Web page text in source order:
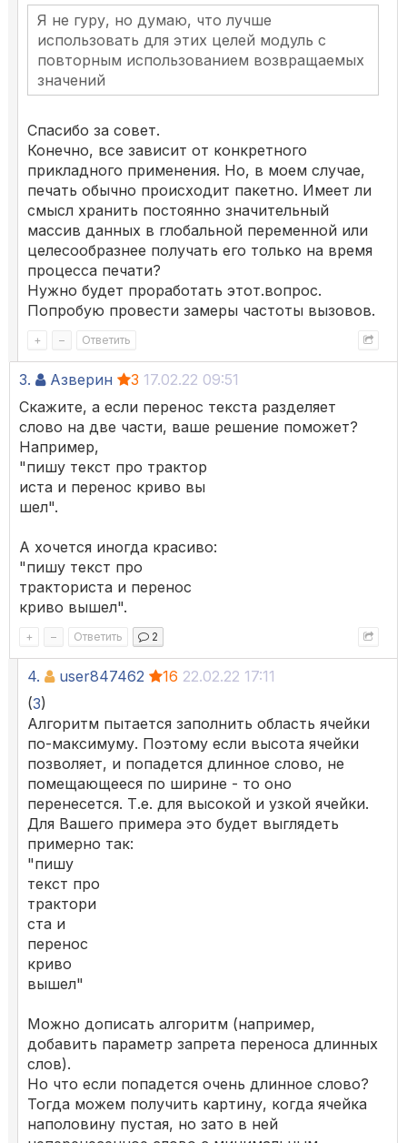
Я не гуру, но думаю, что лучше
использовать для этих целей модуль с
повторным использованием возвращаемых
значений
Спасибо за совет.
Конечно, все зависит от конкретного
прикладного применения. Но, в моем случае,
печать обычно происходит пакетно. Имеет ли
смысл хранить постоянно значительный
массив данных в глобальной переменной или
целесообразнее получать его только на время
процесса печати?
Нужно будет проработать этот.вопрос.
Попробую провести замеры частоты вызовов.
+ – Ответить
3. Азверин 3 17.02.22 09:51
Скажите, а если перенос текста разделяет
слово на две части, ваше решение поможет?
Например,
"пишу текст про трактор
иста и перенос криво вы
шел".
А хочется иногда красиво:
"пишу текст про
тракториста и перенос
криво вышел".
+ – Ответить 2
4. user847462 16 22.02.22 17:11
(3)
Алгоритм пытается заполнить область ячейки
по-максимуму. Поэтому если высота ячейки
позволяет, и попадется длинное слово, не
помещающееся по ширине - то оно
перенесется. Т.е. для высокой и узкой ячейки.
Для Вашего примера это будет выглядеть
примерно так:
"пишу
текст про
трактори
ста и
перенос
криво
вышел"
Можно дописать алгоритм (например,
добавить параметр запрета переноса длинных
слов).
Но что если попадется очень длинное слово?
Тогда можем получить картину, когда ячейка
наполовину пустая, но зато в ней